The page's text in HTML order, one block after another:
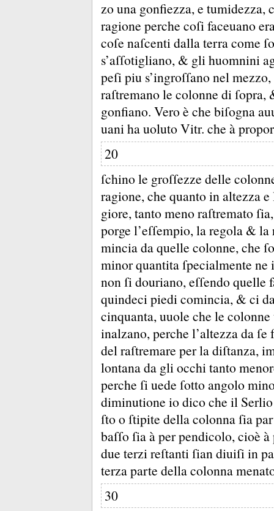
zo una gonfiezza, e
ragione perche coſi faceuano
coſe naſcenti dalla terra come
s’aſſotigliano, & gli huomnini
peſi piu s’ingroſſano nel
raſtremano le colonne di
gonfiano. Vero è che biſogna
uani ha uoluto Vitr. che à
20
ſchino le groſſezze delle
ragione, che quanto in altezza
giore, tanto meno raſtremato
porge l’eſſempio, la regola & la
mincia da quelle colonne, che
minor quantita ſpecialmente ne
non ſi douriano, eſſendo
quindeci piedi comincia, & ci
cinquanta, uuole che le
inalzano, perche l’altezza da ſe
del raſtremare per la diſtanza,
lontana da gli occhi tanto
perche ſi uede ſotto angolo
diminutione io dico che il
ſto o ſtipite della colonna ſia
baſſo ſia à per pendicolo, cioè
due terzi reſtanti ſian diuiſi in
terza parte della colonna
30